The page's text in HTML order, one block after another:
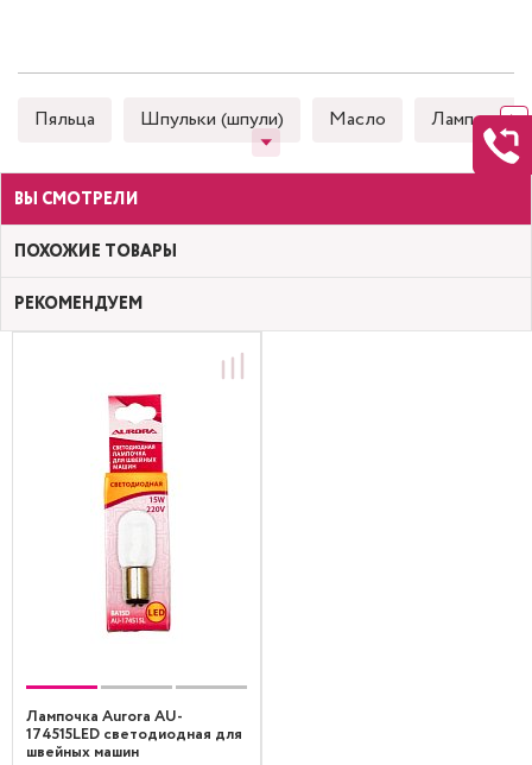
Пяльца Шпульки (шпули) Масло Лампочки
ВЫ СМОТРЕЛИ
ПОХОЖИЕ ТОВАРЫ
РЕКОМЕНДУЕМ
Лампочка Aurora AU-
174515LED светодиодная для
швейных машин